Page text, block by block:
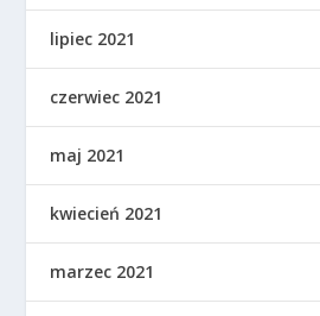
lipiec 2021
czerwiec 2021
maj 2021
kwiecień 2021
marzec 2021